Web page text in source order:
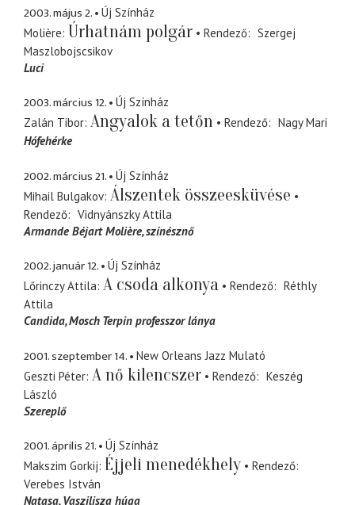
2003. május 2.
Új Színház
Molière Úrhatnám polgár Rendező
Szergej
Maszlobojscsikov
Luci
2003. március 12.
Új Színház
Zalán Tibor Angyalok a tetőn Rendező
Nagy Mari
Hófehérke
2002. március 21.
Új Színház
Mihail Bulgakov Álszentek összeesküvése
Rendező
Vidnyánszky Attila
Armande Béjart Molière színésznő
2002. január 12.
Új Színház
Lőrinczy Attila A csoda alkonya Rendező
Réthly
Attila
Candida Mosch Terpin professzor lánya
2001. szeptember 14.
New Orleans Jazz Mulató
Geszti Péter A nő kilencszer Rendező
Keszég
László
Szereplő
2001. április 21.
Új Színház
Makszim Gorkij Éjjeli menedékhely
Rendező
Verebes István
Natasa Vaszilisza húga